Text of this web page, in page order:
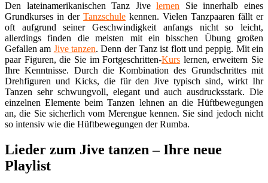
Den lateinamerikanischen Tanz Jivelernen Sie innerhalb eines
Grundkurses in der Tanzschule kennen. Vielen Tanzpaaren fällt er
oft aufgrund seiner Geschwindigkeit anfangs nicht so leicht,
allerdings finden die meisten mit ein bisschen Übung großen
Gefallen am Jive tanzen. Denn der Tanz ist flott und peppig. Mit ein
paar Figuren, die Sie im Fortgeschritten-Kurs lernen, erweitern Sie
Ihre Kenntnisse. Durch die Kombination des Grundschrittes mit
Drehfiguren und Kicks, die für den Jive typisch sind, wirkt Ihr
Tanzen sehr schwungvoll, elegant und auch ausdrucksstark. Die
einzelnen Elemente beim Tanzen lehnen an die Hüftbewegungen
an, die Sie sicherlich vom Merengue kennen. Sie sind jedoch nicht
so intensiv wie die Hüftbewegungen der Rumba.
Lieder zum Jive tanzen – Ihre neue
Playlist